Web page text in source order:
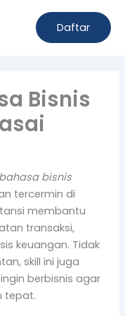
Daftar
Bisnis
bahasa bisnis
tercermin di
membantu
transaksi,
keuangan. Tidak
skill ini juga
berbisnis agar
tepat.